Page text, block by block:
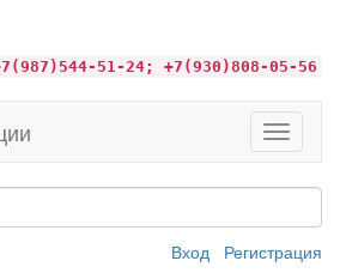
51-24; +7(930)808-05-56
Toggle
Вход Регистрация